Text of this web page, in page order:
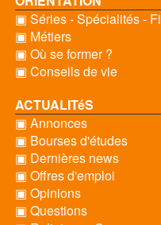
▣ Séries - Spécialités -
▣ Métiers
▣ Où se former ?
▣ Conseils de vie
ACTUALITéS
▣ Annonces
▣ Bourses d'études
▣ Dernières news
▣ Offres d'emploi
▣ Opinions
▣ Questions